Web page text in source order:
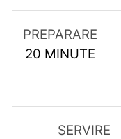
PREPARARE
20MINUTES
MINUTE
SERVIRE